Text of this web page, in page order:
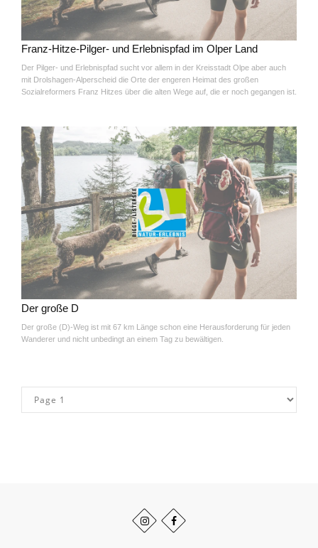
Franz-Hitze-Pilger- und Erlebnispfad im Olper Land
Der Pilger- und Erlebnispfad sucht vor allem in der Kreisstadt Olpe aber auch
mit Drolshagen-Alperscheid die Orte der engeren Heimat des großen
Sozialreformers Franz Hitzes über die alten Wege auf, die er noch gegangen ist.
Der große D
Der große (D)-Weg ist mit 67 km Länge schon eine Herausforderung für jeden
Wanderer und nicht unbedingt an einem Tag zu bewältigen.